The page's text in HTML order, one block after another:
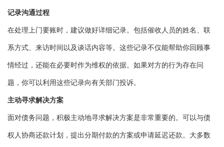
记录沟通过程
在处理上门要账时，建议做好详细记录。包括催收人员的姓名、联
系方式、来访时间以及谈话内容等。这些记录不仅能帮助你回顾事
情经过，还能在必要时作为维权的依据。如果对方的行为存在问
题，你可以利用这些记录向有关部门投诉。
主动寻求解决方案
面对债务问题，积极主动地寻求解决方案是非常重要的。可以与债
权人协商还款计划，提出分期付款的方案或申请延迟还款。大多数